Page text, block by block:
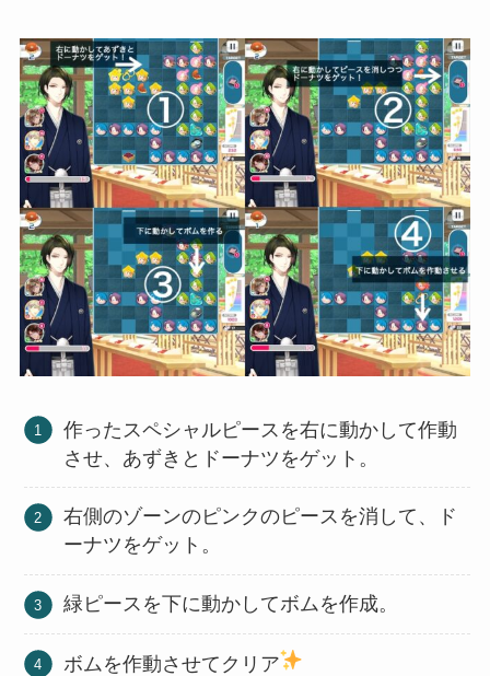
作ったスペシャルピースを右に動かして作動
させ、あずきとドーナツをゲット。
右側のゾーンのピンクのピースを消して、ド
ーナツをゲット。
緑ピースを下に動かしてボムを作成。
ボムを作動させてクリア